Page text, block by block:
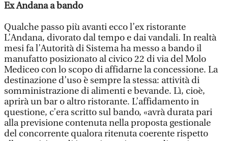
Ex Andana a bando
Qualche passo più avanti ecco l’ex ristorante
L’Andana, divorato dal tempo e dai vandali. In realtà
mesi fa l’Autorità di Sistema ha messo a bando il
manufatto posizionato al civico 22 di via del Molo
Mediceo con lo scopo di affidarne la concessione. La
destinazione d’uso è sempre la stessa: attività di
somministrazione di alimenti e bevande. Lì, cioè,
aprirà un bar o altro ristorante. L’affidamento in
questione, c’era scritto sul bando, «avrà durata pari
alla previsione contenuta nella proposta gestionale
del concorrente qualora ritenuta coerente rispetto